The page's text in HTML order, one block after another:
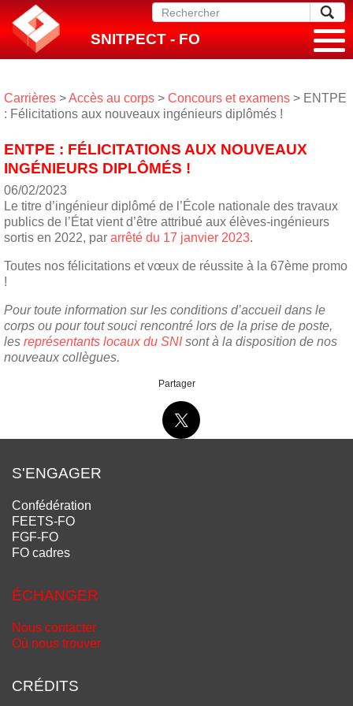
SNITPECT - FO
Carrières >Accès au corps > Concours et examens > ENTPE
: Félicitations aux nouveaux ingénieurs diplômés !
ENTPE : FÉLICITATIONS AUX NOUVEAUX
INGÉNIEURS DIPLÔMÉS !
06/02/2023
Le titre d’ingénieur diplômé de l’École nationale des travaux
publics de l’État vient d’être attribué aux élèves-ingénieurs
sortis en 2022, par arrêté du 17 janvier 2023.
Toutes nos félicitations et vœux de réussite à la 67ème promo
!
Pour toute information sur les conditions d’accueil dans le
corps ou pour tout souci rencontré lors de la prise de poste,
les représentants locaux du SNIsont à la disposition de nos
nouveaux collègues.
Partager
S'ENGAGER
Confédération
FEETS-FO
FGF-FO
FO cadres
ÉCHANGER
Nous contacter
Où nous trouver
CRÉDITS